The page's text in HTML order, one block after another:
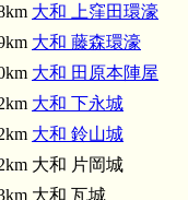
大和 上窪田環濠
大和 藤森環濠
大和 田原本陣屋
大和 下永城
大和 鈴山城
大和 片岡城
大和 瓦城